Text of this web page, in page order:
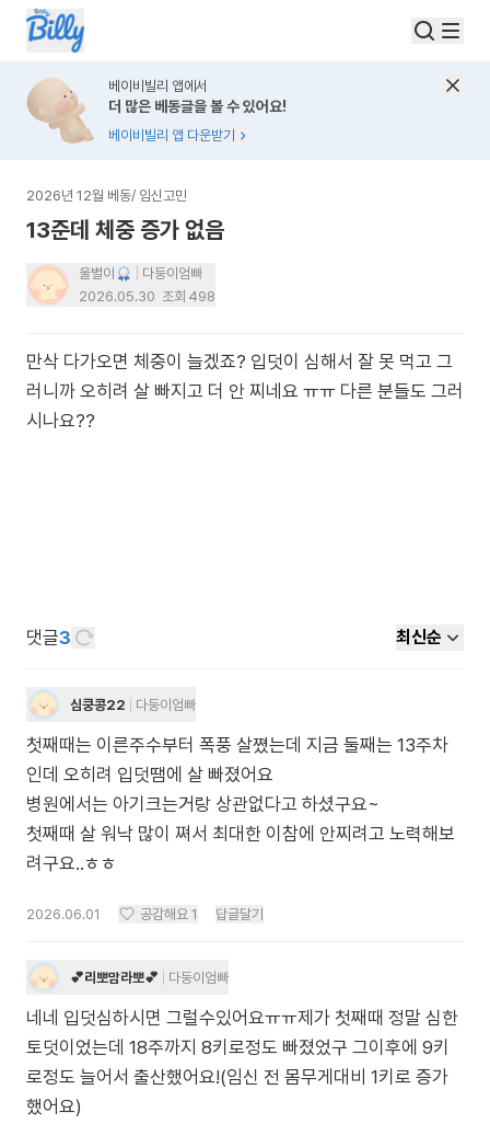
베이비빌리 앱에서
더 많은 베동글을 볼 수 있어요!
베이비빌리 앱 다운받기
2026년 12월 베동/ 임신고민
13준데 체중 증가 없음
울별이
다둥이엄빠
2026.05.30 조회 498
만삭 다가오면 체중이 늘겠죠? 입덧이 심해서 잘 못 먹고 그
러니까 오히려 살 빠지고 더 안 찌네요 ㅠㅠ 다른 분들도 그러
시나요??
댓글3 최신순
심쿵콩22 다둥이엄빠
첫째때는 이른주수부터 폭풍 살쪘는데 지금 둘째는 13주차
인데 오히려 입덧땜에 살 빠졌어요
병원에서는 아기크는거랑 상관없다고 하셨구요~
첫째때 살 워낙 많이 쪄서 최대한 이참에 안찌려고 노력해보
려구요..ㅎㅎ
2026.06.01 공감해요 1 답글달기
💕리뽀맘라뽀💕 다둥이엄빠
네네 입덧심하시면 그럴수있어요ㅠㅠ제가 첫째때 정말 심한
토덧이었는데 18주까지 8키로정도 빠졌었구 그이후에 9키
로정도 늘어서 출산했어요!(임신 전 몸무게대비 1키로 증가
했어요)